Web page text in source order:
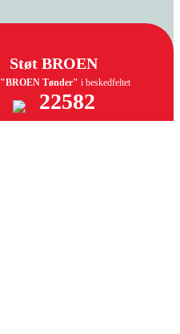
Støt BROEN
"BROEN Tønder" i beskedfeltet
22582